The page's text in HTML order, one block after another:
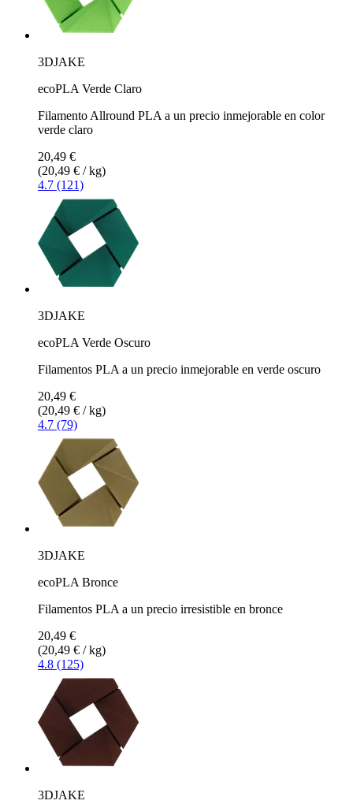
3DJAKE
ecoPLA Verde Claro
Filamento Allround PLA a un precio inmejorable en color
verde claro
20,49 €
(20,49 € / kg)
4.7 (121)
3DJAKE
ecoPLA Verde Oscuro
Filamentos PLA a un precio inmejorable en verde oscuro
20,49 €
(20,49 € / kg)
4.7 (79)
3DJAKE
ecoPLA Bronce
Filamentos PLA a un precio irresistible en bronce
20,49 €
(20,49 € / kg)
4.8 (125)
3DJAKE